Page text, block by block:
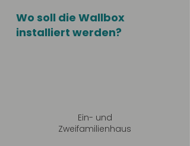
Wo soll die Wallbox
installiert werden?
Ein- und
Zweifamilienhaus